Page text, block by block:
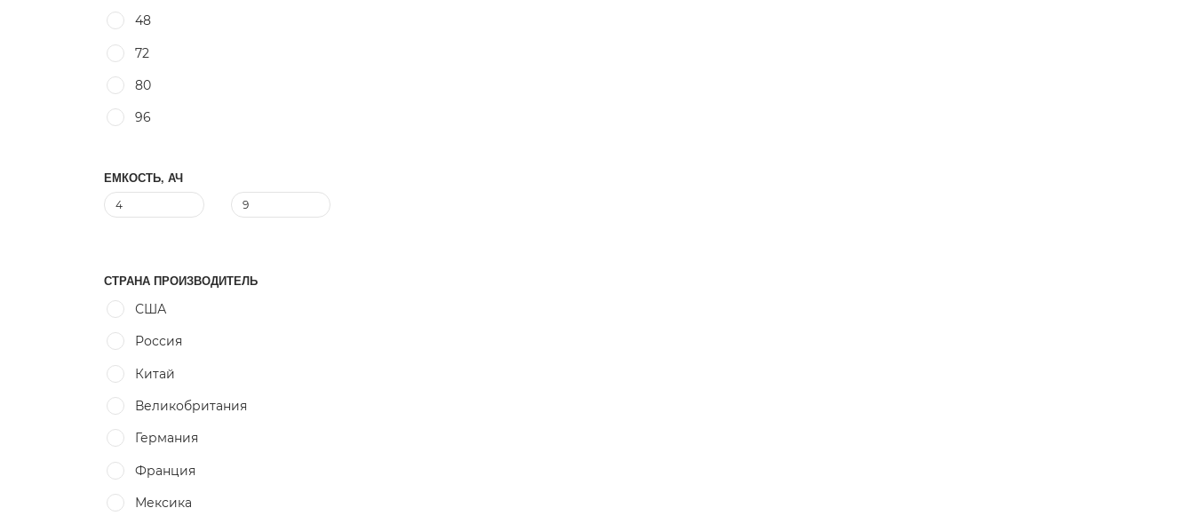
48
72
80
96
ЕМКОСТЬ, АЧ
СТРАНА ПРОИЗВОДИТЕЛЬ
США
Россия
Китай
Великобритания
Германия
Франция
Мексика